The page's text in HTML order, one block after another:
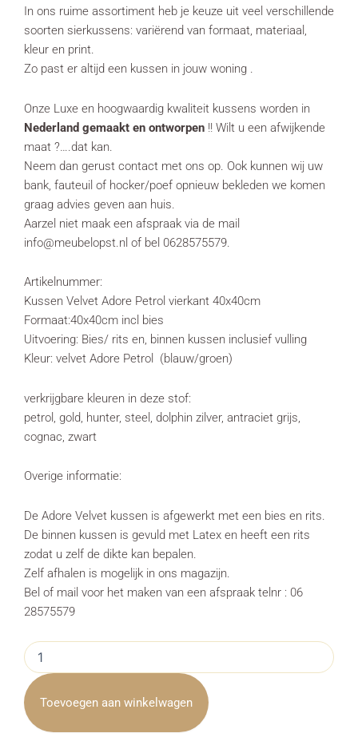
In ons ruime assortiment heb je keuze uit veel verschillende
soorten sierkussens: variërend van formaat, materiaal,
kleur en print.
Zo past er altijd een kussen in jouw woning .
Onze Luxe en hoogwaardig kwaliteit kussens worden in
Nederland gemaakt en ontworpen !! Wilt u een afwijkende
maat ?….dat kan.
Neem dan gerust contact met ons op. Ook kunnen wij uw
bank, fauteuil of hocker/poef opnieuw bekleden we komen
graag advies geven aan huis.
Aarzel niet maak een afspraak via de mail
info@meubelopst.nl of bel 0628575579.
Artikelnummer:
Kussen Velvet Adore Petrol vierkant 40x40cm
Formaat:40x40cm incl bies
Uitvoering: Bies/ rits en, binnen kussen inclusief vulling
Kleur: velvet Adore Petrol (blauw/groen)
verkrijgbare kleuren in deze stof:
petrol, gold, hunter, steel, dolphin zilver, antraciet grijs,
cognac, zwart
Overige informatie:
De Adore Velvet kussen is afgewerkt met een bies en rits.
De binnen kussen is gevuld met Latex en heeft een rits
zodat u zelf de dikte kan bepalen.
Zelf afhalen is mogelijk in ons magazijn.
Bel of mail voor het maken van een afspraak telnr : 06
28575579
Kussen
Velvet
Adore
Petrol
Vierkant
40x40cm
Toevoegen aan winkelwagen